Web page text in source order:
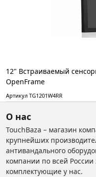
12" Встраиваемый
OpenFrame
Артикул TG1201W4RR
О нас
TouchBaza – магазин
крупнейших
антивандального
компании по всей
комплектующие у нас.